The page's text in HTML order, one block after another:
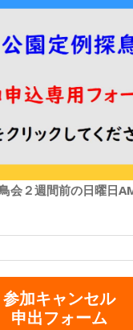
会２週間前の日曜日
参加キャンセル
申出フォーム